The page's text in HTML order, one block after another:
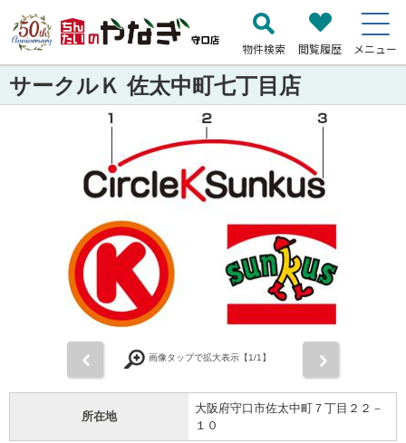
物件検索 閲覧履歴 メニュー
サークルＫ 佐太中町七丁目店
画像タップで拡大表示【1/1】
所在地
大阪府守口市佐太中町７丁目２２－
１０